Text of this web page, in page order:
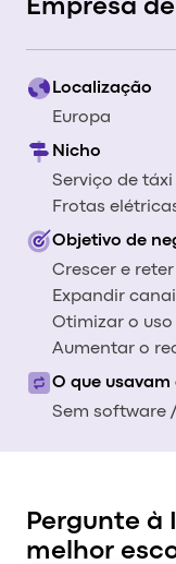
Empresa
Localização
Europa
Nicho
Serviço de táxi
Frotas
Objetivo de
Crescer e
Expandir
Otimizar o
Aumentar o
O que usavam
Sem software
Pergunte à
melhor